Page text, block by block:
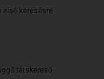
első keresésre
társkereső